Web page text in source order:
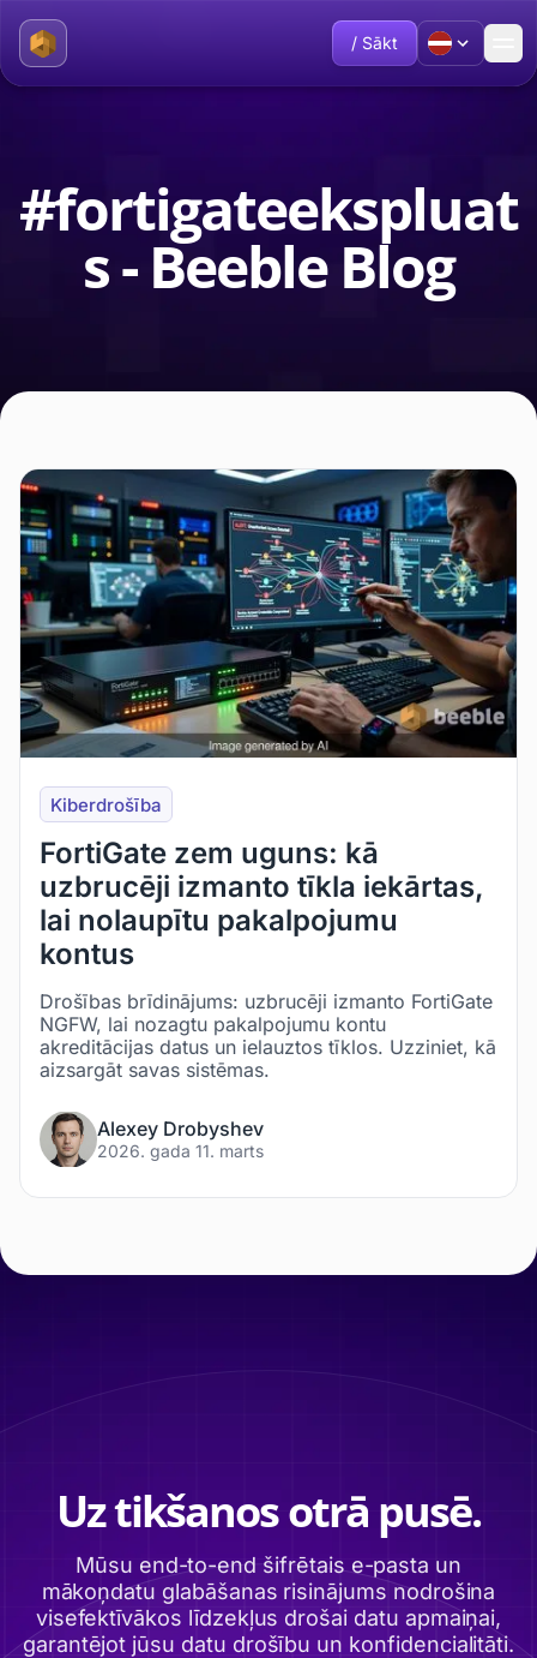
/ Sākt
#fortigateekspluat
s - Beeble Blog
Kiberdrošība
FortiGate zem uguns: kā
uzbrucēji izmanto tīkla iekārtas,
lai nolaupītu pakalpojumu
kontus
Drošības brīdinājums: uzbrucēji izmanto FortiGate
NGFW, lai nozagtu pakalpojumu kontu
akreditācijas datus un ielauztos tīklos. Uzziniet, kā
aizsargāt savas sistēmas.
Alexey Drobyshev
2026. gada 11. marts
Uz tikšanos otrā pusē.
Mūsu end-to-end šifrētais e-pasta un
mākoņdatu glabāšanas risinājums nodrošina
visefektīvākos līdzekļus drošai datu apmaiņai,
garantējot jūsu datu drošību un konfidencialitāti.